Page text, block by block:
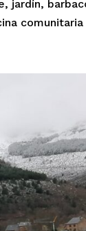
jardín,
comunitaria